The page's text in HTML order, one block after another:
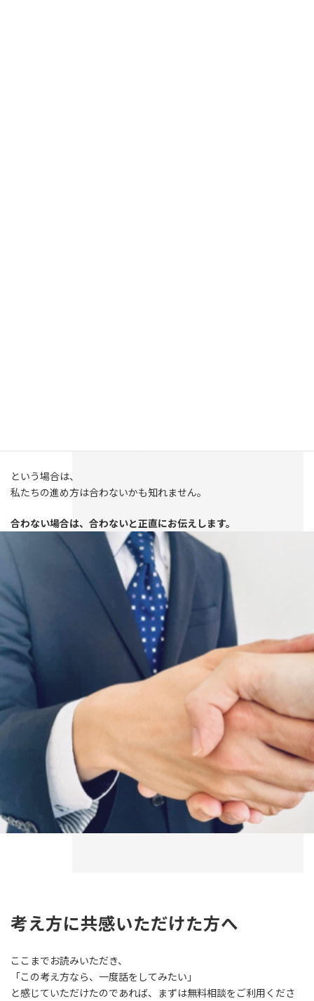
という場合は、
私たちの進め方は合わないかも知れません。
合わない場合は、合わないと正直にお伝えします。
考え方に共感いただけた方へ
ここまでお読みいただき、
「この考え方なら、一度話をしてみたい」
と感じていただけたのであれば、まずは無料相談をご利用くださ